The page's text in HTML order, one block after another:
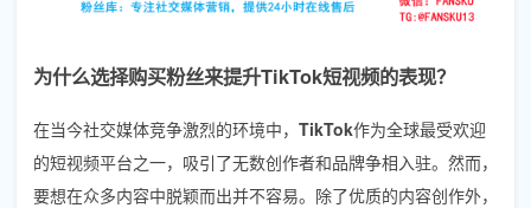
为什么选择购买粉丝来提升TikTok短视频的表现？
在当今社交媒体竞争激烈的环境中， TikTok作为全球最受欢迎
的短视频平台之一，吸引了无数创作者和品牌争相入驻。然而，
要想在众多内容中脱颖而出并不容易。除了优质的内容创作外，